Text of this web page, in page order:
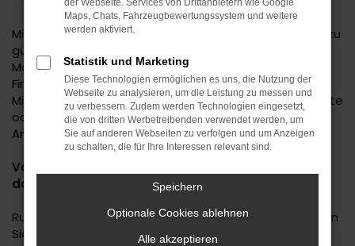
Mieten Sie einfach ein Auto in verschiedenen Klassen zu
günstigen Tages-, Wochen-, Wochenend- oder
Monatspreisen. Egal ob Sie als Privatperson,
Firmeninhaber oder Außendienstmitarbeiter einen
Mietwagen für einen Tag, eine Woche, für sechs Monate
oder sogar 24 Monate suchen. Wir haben das richtige
Angebot! Sprechen Sie uns an!
Vom Kleinwagen bis zum Transporter ist alles
dabei!
Rufen Sie uns an unter Tel.:07451-5517-17
oder senden
Sie eine E-Mail an
werkstatt@autohaus-daub.de
der Webseite. Services von Drittanbietern wie Google
Maps, Chats, Fahrzeugbewertungssystem und weitere
werden aktiviert.
Statistik und Marketing
Diese Technologien ermöglichen es uns, die Nutzung der
Webseite zu analysieren, um die Leistung zu messen und
zu verbessern. Zudem werden Technologien eingesetzt,
die von dritten Werbetreibenden verwendet werden, um
Sie auf anderen Webseiten zu verfolgen und um Anzeigen
zu schalten, die für Ihre Interessen relevant sind.
Speichern
Optionale Cookies ablehnen
Alle akzeptieren